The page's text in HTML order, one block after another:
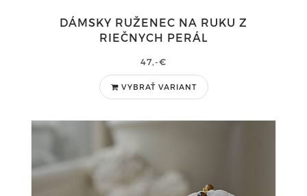
DÁMSKY RUŽENEC NA RUKU Z
RIEČNYCH PERÁL
47,-€
VYBRAŤ VARIANT